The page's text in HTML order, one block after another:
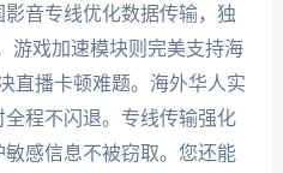
音专线优化数据传输，独
游戏加速模块则完美支持海
直播卡顿难题。海外华人实
程不闪退。专线传输强化
感信息不被窃取。您还能